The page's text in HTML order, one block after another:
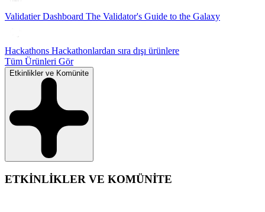
Validatier Dashboard The Validator's Guide to the Galaxy
Hackathons Hackathonlardan sıra dışı ürünlere
Tüm Ürünleri Gör
Etkinlikler ve Komünite
ETKİNLİKLER VE KOMÜNİTE